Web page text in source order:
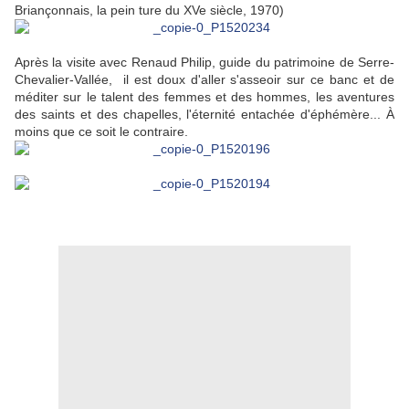
Briançonnais, la pein ture du XVe siècle, 1970)
Après la visite avec Renaud Philip, guide du patrimoine de Serre-
Chevalier-Vallée, il est doux d'aller s'asseoir sur ce banc et de
méditer sur le talent des femmes et des hommes, les aventures
des saints et des chapelles, l'éternité entachée d'éphémère... À
moins que ce soit le contraire.